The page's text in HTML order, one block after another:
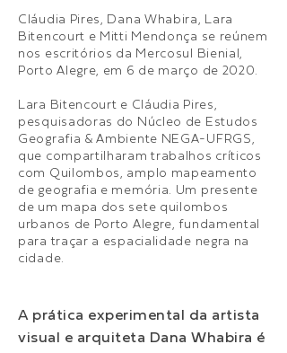
Cláudia Pires, Dana Whabira, Lara
Bitencourt e Mitti Mendonça se reúnem
nos escritórios da Mercosul Bienial,
Porto Alegre, em 6 de março de 2020.
Lara Bitencourt e Cláudia Pires,
pesquisadoras do Núcleo de Estudos
Geografia & Ambiente NEGA-UFRGS,
que compartilharam trabalhos críticos
com Quilombos, amplo mapeamento
de geografia e memória. Um presente
de um mapa dos sete quilombos
urbanos de Porto Alegre, fundamental
para traçar a espacialidade negra na
cidade.
A prática experimental da artista
visual e arquiteta Dana Whabira é